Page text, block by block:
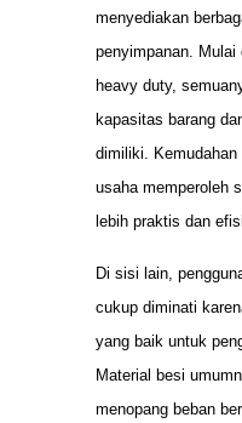
menyediakan
penyimpanan. Mulai
heavy duty,
kapasitas barang
dimiliki.
usaha memperoleh
lebih praktis dan
Di sisi lain,
cukup diminati
yang baik untuk
Material besi
menopang beban